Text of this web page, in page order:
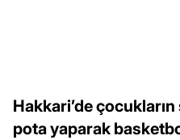
Hakkari’de
pota yaparak